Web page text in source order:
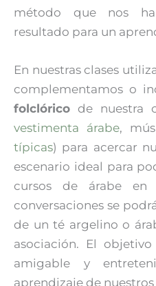
método que nos
resultado para un
En nuestras clases
complementamos o
folclórico de nuestra
vestimenta árabe,
típicas) para acercar
escenario ideal para
cursos de árabe en
conversaciones se
de un té argelino o
asociación. El
amigable y
aprendizaje de